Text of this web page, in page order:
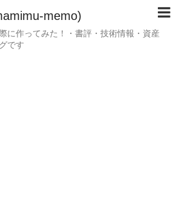
memo)
に作ってみた！・書評・技術情報・資産
です